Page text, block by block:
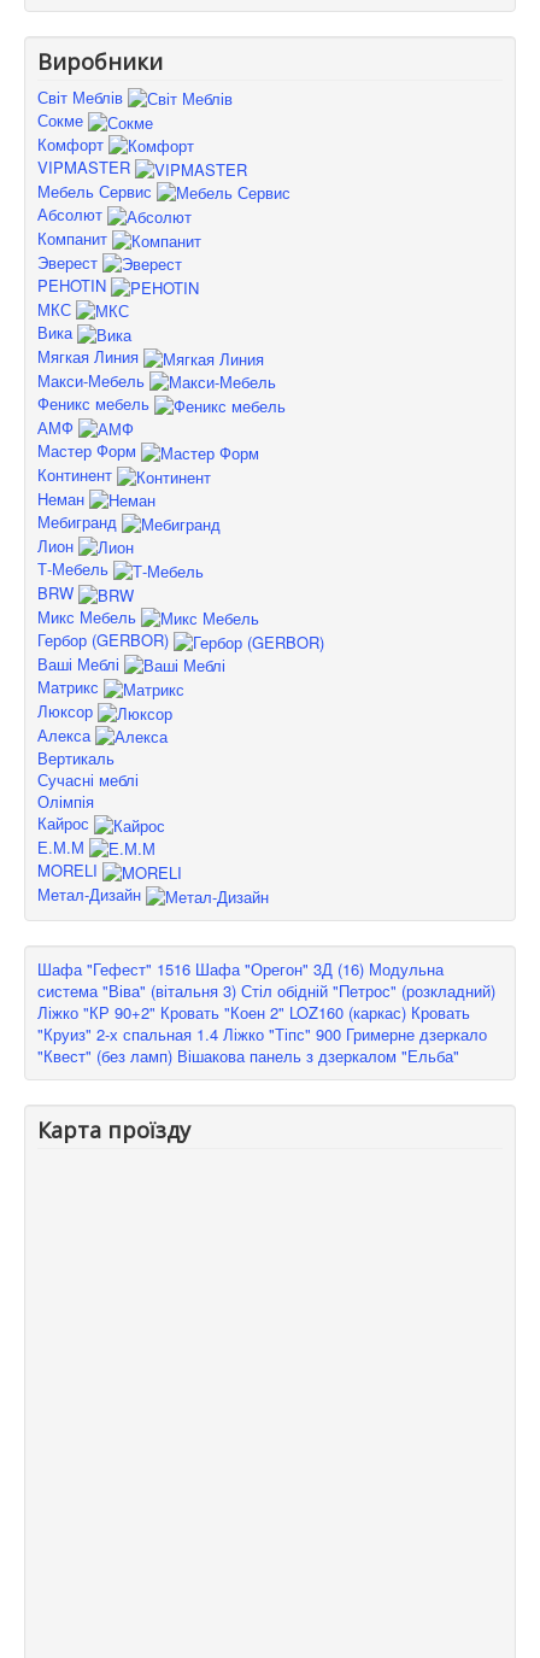
Виробники
Світ Меблів
Сокме
Комфорт
VIPMASTER
Мебель Сервис
Абсолют
Компанит
Эверест
PEHOTIN
МКС
Вика
Мягкая Линия
Макси-Мебель
Феникс мебель
АМФ
Мастер Форм
Континент
Неман
Мебигранд
Лион
Т-Мебель
BRW
Микс Мебель
Гербор (GERBOR)
Ваші Меблі
Матрикс
Люксор
Алекса
Вертикаль
Сучасні меблі
Олімпія
Кайрос
Е.М.М
MORELI
Метал-Дизайн
Шафа "Гефест" 1516 Шафа "Орегон" 3Д (16) Модульна
система "Віва" (вітальня 3) Стіл обідній "Петрос" (розкладний)
Ліжко "КР 90+2" Кровать "Коен 2" LOZ160 (каркас) Кровать
"Круиз" 2-х спальная 1.4 Ліжко "Тіпс" 900 Гримерне дзеркало
"Квест" (без ламп) Вішакова панель з дзеркалом "Ельба"
Карта проїзду